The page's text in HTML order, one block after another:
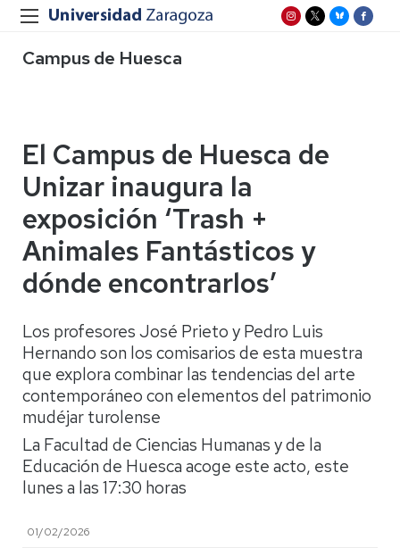
Campus de Huesca
El Campus de Huesca de
Unizar inaugura la
exposición ‘Trash +
Animales Fantásticos y
dónde encontrarlos’
Los profesores José Prieto y Pedro Luis
Hernando son los comisarios de esta muestra
que explora combinar las tendencias del arte
contemporáneo con elementos del patrimonio
mudéjar turolense
La Facultad de Ciencias Humanas y de la
Educación de Huesca acoge este acto, este
lunes a las 17:30 horas
01/02/2026